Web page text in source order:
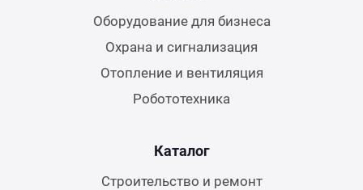
Оборудование для бизнеса
Охрана и сигнализация
Отопление и вентиляция
Робототехника
Каталог
Строительство и ремонт